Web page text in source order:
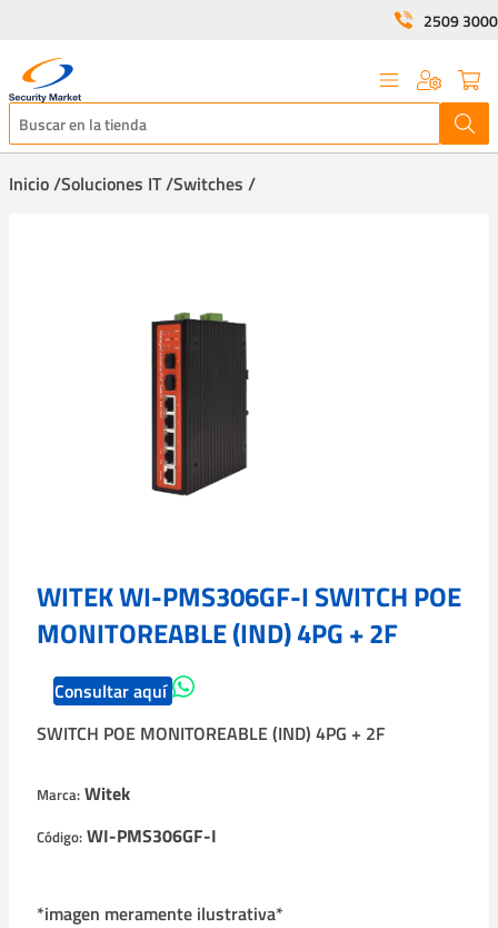
2509 3000
Inicio /Soluciones IT /Switches /
WITEK WI-PMS306GF-I SWITCH POE
MONITOREABLE (IND) 4PG + 2F
Consultar aquí
SWITCH POE MONITOREABLE (IND) 4PG + 2F
Marca: Witek
Código: WI-PMS306GF-I
*imagen meramente ilustrativa*